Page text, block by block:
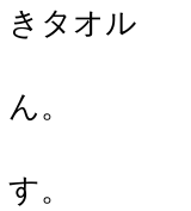
きタオル
ん。
す。